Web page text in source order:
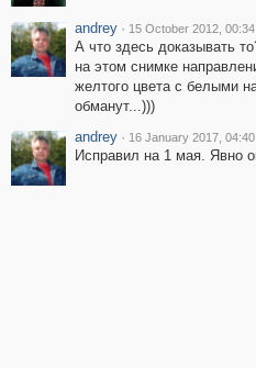
andrey · 15 October 2012, 00:34
А что здесь доказывать
на этом снимке
желтого цвета с белыми
обманут...)))
andrey · 16 January 2017, 04:40
Исправил на 1 мая. Явно